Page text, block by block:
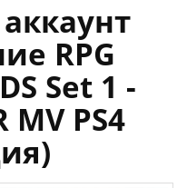
RPG
Set 1 -
MV PS4